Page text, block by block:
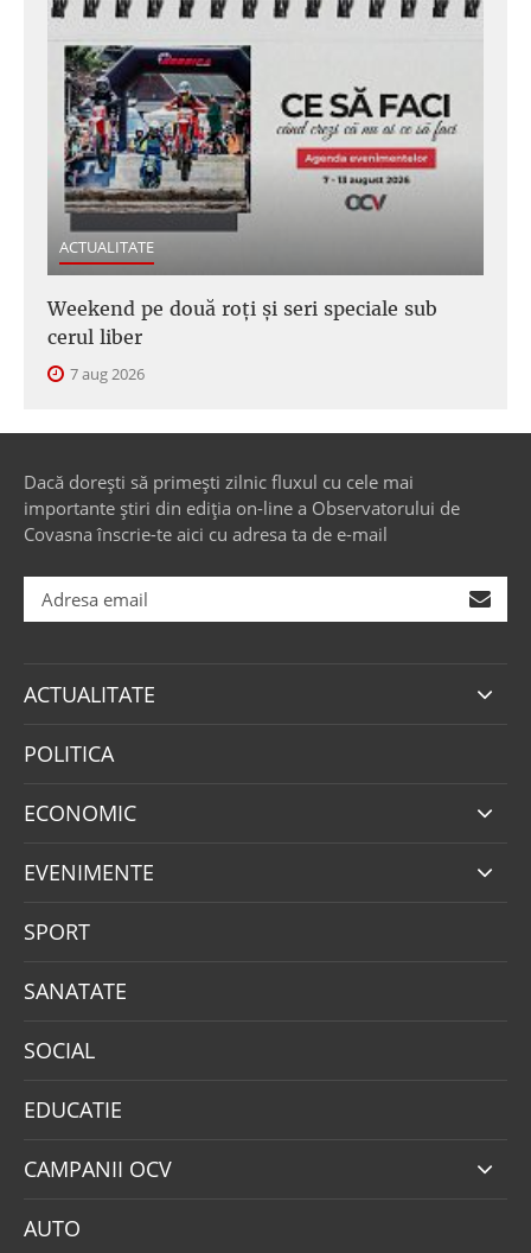
ACTUALITATE
Weekend pe două roți și seri speciale sub
cerul liber
7 aug 2026
Dacă dorești să primești zilnic fluxul cu cele mai
importante știri din ediția on-line a Observatorului de
Covasna înscrie-te aici cu adresa ta de e-mail
ACTUALITATE
POLITICA
ECONOMIC
EVENIMENTE
SPORT
SANATATE
SOCIAL
EDUCATIE
CAMPANII OCV
AUTO